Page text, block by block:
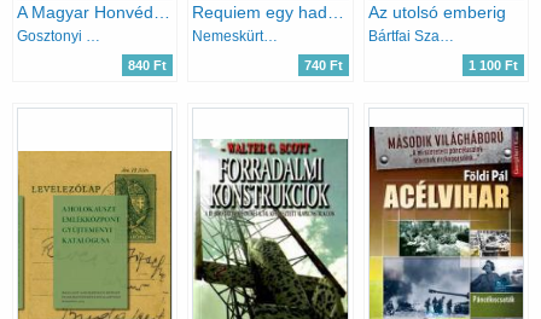
840 Ft
Nemeskürty István
740 Ft
Az utolsó emberig
1 100 Ft